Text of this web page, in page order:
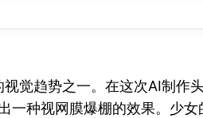
觉趋势之一。在这次AI制作
种视网膜爆棚的效果。少